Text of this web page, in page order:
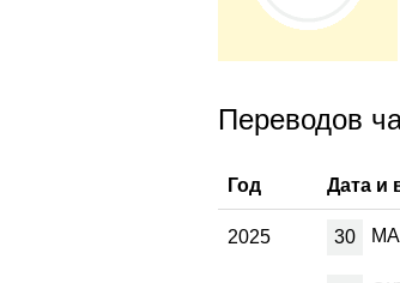
Переводов
Год Дата и
2025 30